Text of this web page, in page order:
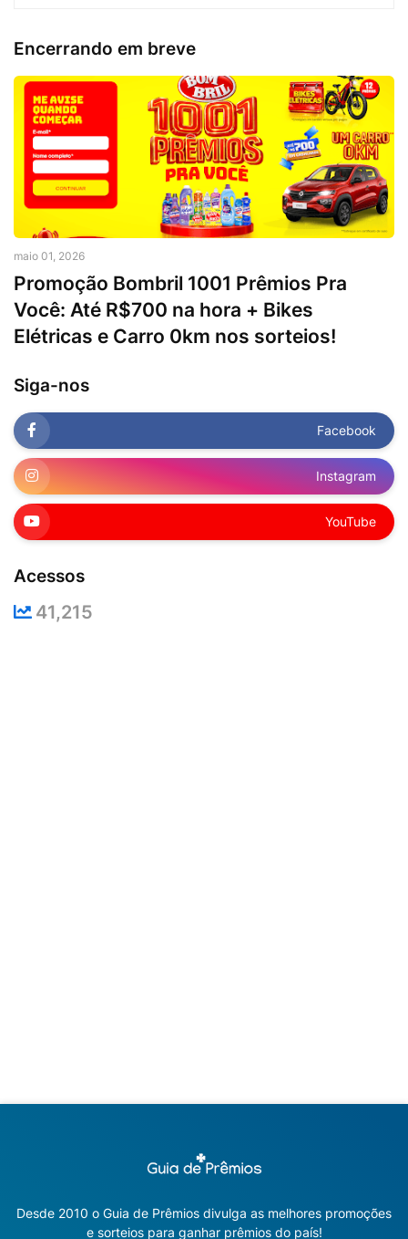
Encerrando em breve
maio 01, 2026
Promoção Bombril 1001 Prêmios Pra
Você: Até R$700 na hora + Bikes
Elétricas e Carro 0km nos sorteios!
Siga-nos
Facebook
Instagram
YouTube
Acessos
41,215
Desde 2010 o Guia de Prêmios divulga as melhores promoções
e sorteios para ganhar prêmios do país!